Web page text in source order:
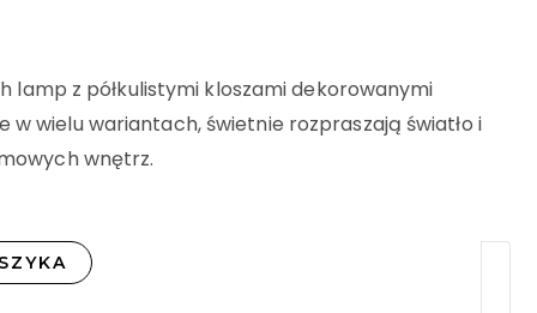
lamp z półkulistymi kloszami dekorowanymi
wielu wariantach, świetnie rozpraszają światło i
wnętrz.